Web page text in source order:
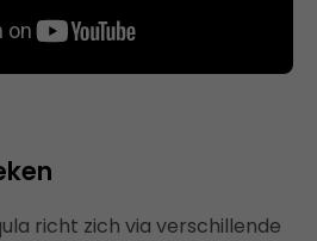
richt zich via verschillende